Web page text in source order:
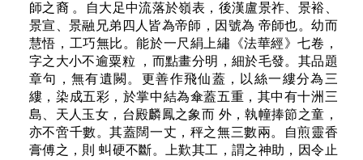
師之裔 。自大足中流落於嶺表，後漢盧景祚、景裕、
景宣、景融兄弟四人皆為帝師，因號為 帝師也。幼而
慧悟，工巧無比。能於一尺絹上繡《法華經》七卷，
字之大小不逾粟粒 ，而點畫分明，細於毛發。其品題
章句，無有遺闕。更善作飛仙蓋，以絲一縷分為三
縷，染成五彩，於掌中結為傘蓋五重，其中有十洲三
島、天人玉女，台殿麟鳳之象而 外，執幢捧節之童，
亦不啻千數。其蓋闊一丈，秤之無三數兩。自煎靈香
膏傅之，則 虯硬不斷。上歎其工，謂之神助，因令止